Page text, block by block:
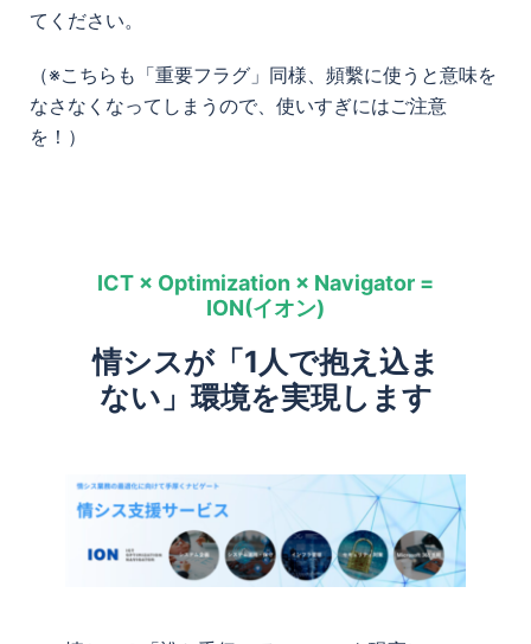
てください。
（※こちらも「重要フラグ」同様、頻繫に使うと意味を
なさなくなってしまうので、使いすぎにはご注意
を！）
ICT × Optimization × Navigator =
ION(イオン)
情シスが「1人で抱え込ま
ない」環境を実現します